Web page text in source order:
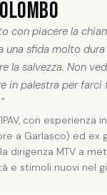
con piacere la
una sfida molto
la salvezza. Non
in palestra per
con esperienza
a Garlasco) ed ex
dirigenza MTV a
e stimoli nuovi nel